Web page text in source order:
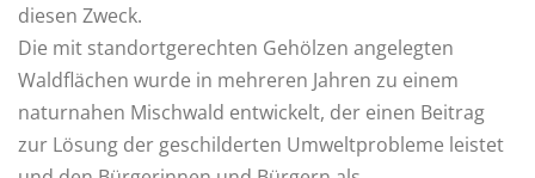
diesen Zweck.
Die mit standortgerechten Gehölzen angelegten
Waldflächen wurde in mehreren Jahren zu einem
naturnahen Mischwald entwickelt, der einen Beitrag
zur Lösung der geschilderten Umweltprobleme leistet